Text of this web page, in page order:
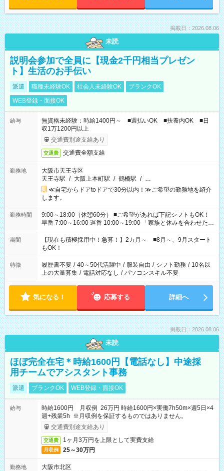
掲載日：2026.08.06
未読
説明会参加で全員に【現金2千円相当プレゼン
ト】生活のお手伝い
派遣 職種未経験OK 社会人未経験OK
ブランクOK
WEB登録・面接OK
給与
無資格未経験：時給1400円～ ■週払いOK ■扶養内OK ■日
収1万1200円以上
交通費別途支給あり
交通費 交通費全額支給
勤務地
大阪市天王寺区
天王寺駅 / 大阪上本町駅 / 鶴橋駅 / …
≪自宅からドアtoドアで30分以内！≫ご希望の勤務地を紹介
します。
勤務時間
9:00～18:00（休憩60分） ■ご希望があれば下記シフトもOK！
早番 7:00～16:00 遅番 10:00～19:00 「家族と休みを合わせた
い」 「余裕を持って夕飯の準備がしたい」 「できれば残業はし
たくない」 など、ご希望を教えてくださいね。 ※Wワーク希望
の方へ 今ご覧のお仕事で希望する勤務時間と、もう1つのお仕事
の勤務時間。 合計で週40時間を超える場合は応募できません。
期間
【現在も積極採用中！急募！】2カ月～ ■8月～、9月スタート
もOK！
特徴 履歴書不要 / 40～50代活躍中 / 服装自由 / シフト勤務 / 10名以
上の大量募集 / 電話対応なし / パソコンスキル不要
気になる！ 応募する 詳細へ
掲載日：2026.08.06
未読
ほぼ完全在宅＊時給1600円【電話なし】中途採
用チームでアシスタント事務
派遣 ブランクOK WEB登録・面接OK
給与
時給1600円 月収例 26万円 時給1600円×実働7h50m×週5日×4
週+残業5h ※月収例を保証するものではありません。
交通費別途支給あり
交通費 1ヶ月3万円を上限として実費支給
月収例 25～30万円
勤務地
大阪市北区